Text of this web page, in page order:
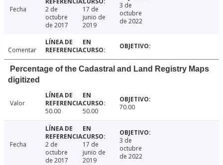
Fecha
2 de
octubre
de 2017
17 de
junio de
2019
3 de
octubre
de 2022
Comentar
Percentage of the Cadastral and Land Registry Maps
digitized
Valor
50.00
50.00 70.00
Fecha
2 de
octubre
de 2017
17 de
junio de
2019
3 de
octubre
de 2022